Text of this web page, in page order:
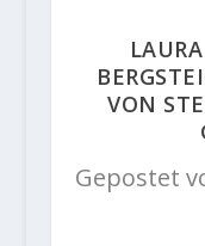
VON
Gepostet